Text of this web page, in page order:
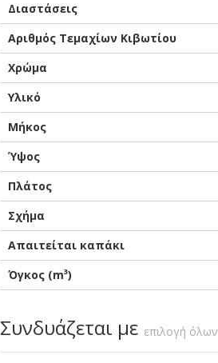
Διαστάσεις
Αριθμός Τεμαχίων Κιβωτίου
Χρώμα
Υλικό
Μήκος
Ύψος
Πλάτος
Σχήμα
Απαιτείται καπάκι
Όγκος (m³)
Συνδυάζεται με επιλογή όλων